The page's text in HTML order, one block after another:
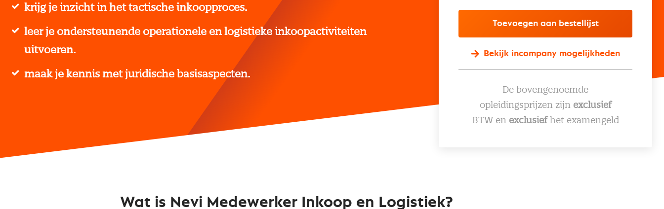
krijg je inzicht in het tactische inkoopproces.
leer je ondersteunende operationele en logistieke inkoopactiviteiten
uitvoeren.
maak je kennis met juridische basisaspecten.
Toevoegen aan bestellijst
Bekijk incompany mogelijkheden
De bovengenoemde
opleidingsprijzen zijn exclusief
BTW en exclusiefhet examengeld
Wat is Nevi Medewerker Inkoop en Logistiek?